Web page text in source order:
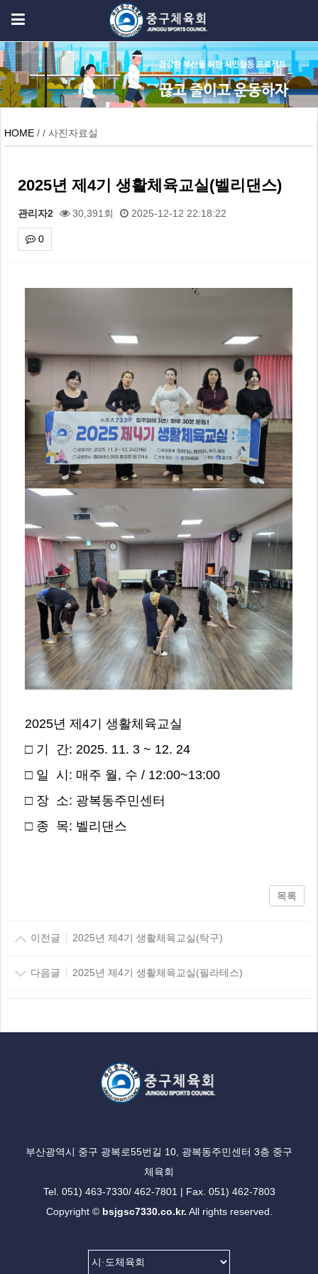
HOME / / 사진자료실
2025년 제4기 생활체육교실(벨리댄스)
관리자2 30,391회 2025-12-12 22:18:22
0
2025년 제4기 생활체육교실
□ 기 간: 2025. 11. 3 ~ 12. 24
□ 일 시: 매주 월, 수 / 12:00~13:00
□ 장 소: 광복동주민센터
□ 종 목: 벨리댄스
목록
이전글 2025년 제4기 생활체육교실(탁구)
다음글 2025년 제4기 생활체육교실(필라테스)
부산광역시 중구 광복로55번길 10, 광복동주민센터 3층 중구
체육회
Tel. 051) 463-7330/ 462-7801 | Fax. 051) 462-7803
Copyright © bsjgsc7330.co.kr. All rights reserved.